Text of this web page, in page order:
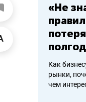
работа «Не
Как
рынки,
чем